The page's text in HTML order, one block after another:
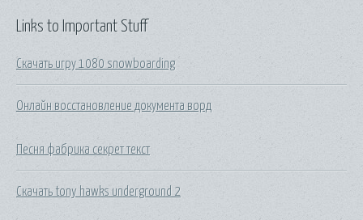
Links to Important Stuff
Скачать игру 1080 snowboarding
Онлайн восстановление документа ворд
Песня фабрика секрет текст
Скачать tony hawks underground 2